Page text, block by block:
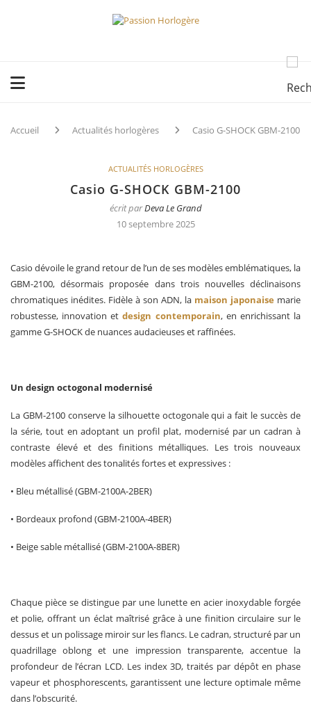
Accueil Actualités horlogères Casio G-SHOCK GBM-2100
ACTUALITÉS HORLOGÈRES
Casio G-SHOCK GBM-2100
écrit parDeva Le Grand
10 septembre 2025
Casio dévoile le grand retour de l’un de ses modèles emblématiques, la
GBM-2100, désormais proposée dans trois nouvelles déclinaisons
chromatiques inédites. Fidèle à son ADN, la maison japonaise marie
robustesse, innovation etdesign contemporain, en enrichissant la
gamme G-SHOCK de nuances audacieuses et raffinées.
Un design octogonal modernisé
La GBM-2100 conserve la silhouette octogonale qui a fait le succès de
la série, tout en adoptant un profil plat, modernisé par un cadran à
contraste élevé et des finitions métalliques. Les trois nouveaux
modèles affichent des tonalités fortes et expressives :
• Bleu métallisé (GBM-2100A-2BER)
• Bordeaux profond (GBM-2100A-4BER)
• Beige sable métallisé (GBM-2100A-8BER)
Chaque pièce se distingue par une lunette en acier inoxydable forgée
et polie, offrant un éclat maîtrisé grâce à une finition circulaire sur le
dessus et un polissage miroir sur les flancs. Le cadran, structuré par un
quadrillage oblong et une impression transparente, accentue la
profondeur de l’écran LCD. Les index 3D, traités par dépôt en phase
vapeur et phosphorescents, garantissent une lecture optimale même
dans l’obscurité.